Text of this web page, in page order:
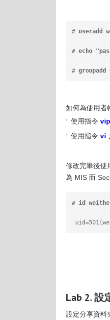
# useradd
# echo
# groupadd
如何為使用者
使用指令
使用指令 vi
修改完畢後使
為 MIS 而
# id
Lab 2. 設
設定分享資料